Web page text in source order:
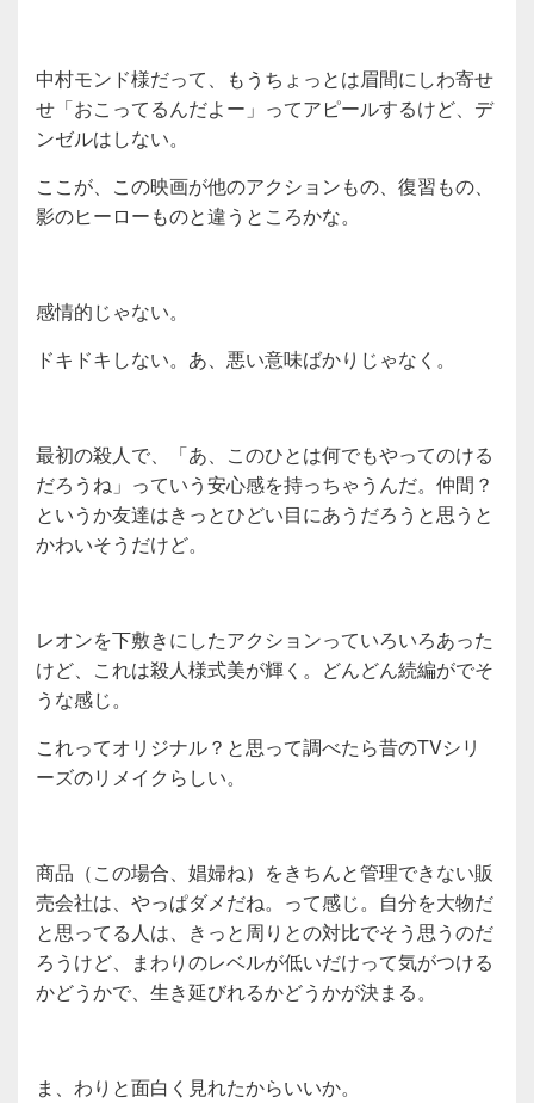
中村モンド様だって、もうちょっとは眉間にしわ寄せ
せ「おこってるんだよー」ってアピールするけど、デ
ンゼルはしない。
ここが、この映画が他のアクションもの、復習もの、
影のヒーローものと違うところかな。
感情的じゃない。
ドキドキしない。あ、悪い意味ばかりじゃなく。
最初の殺人で、「あ、このひとは何でもやってのける
だろうね」っていう安心感を持っちゃうんだ。仲間？
というか友達はきっとひどい目にあうだろうと思うと
かわいそうだけど。
レオンを下敷きにしたアクションっていろいろあった
けど、これは殺人様式美が輝く。どんどん続編がでそ
うな感じ。
これってオリジナル？と思って調べたら昔のTVシリ
ーズのリメイクらしい。
商品（この場合、娼婦ね）をきちんと管理できない販
売会社は、やっぱダメだね。って感じ。自分を大物だ
と思ってる人は、きっと周りとの対比でそう思うのだ
ろうけど、まわりのレベルが低いだけって気がつける
かどうかで、生き延びれるかどうかが決まる。
ま、わりと面白く見れたからいいか。